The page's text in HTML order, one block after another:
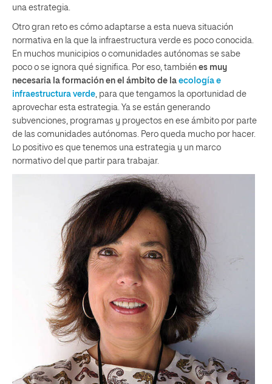
una estrategia.
Otro gran reto es cómo adaptarse a esta nueva situación
normativa en la que la infraestructura verde es poco conocida.
En muchos municipios o comunidades autónomas se sabe
poco o se ignora qué significa. Por eso, también es muy
necesaria la formación en el ámbito de la ecología e
infraestructura verde, para que tengamos la oportunidad de
aprovechar esta estrategia. Ya se están generando
subvenciones, programas y proyectos en ese ámbito por parte
de las comunidades autónomas. Pero queda mucho por hacer.
Lo positivo es que tenemos una estrategia y un marco
normativo del que partir para trabajar.